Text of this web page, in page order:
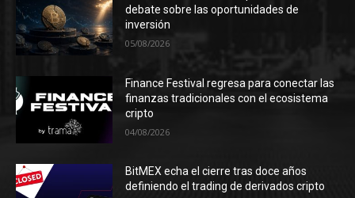
debate sobre las oportunidades de
inversión
05/08/2026
Finance Festival regresa para conectar las
finanzas tradicionales con el ecosistema
cripto
04/08/2026
BitMEX echa el cierre tras doce años
definiendo el trading de derivados cripto